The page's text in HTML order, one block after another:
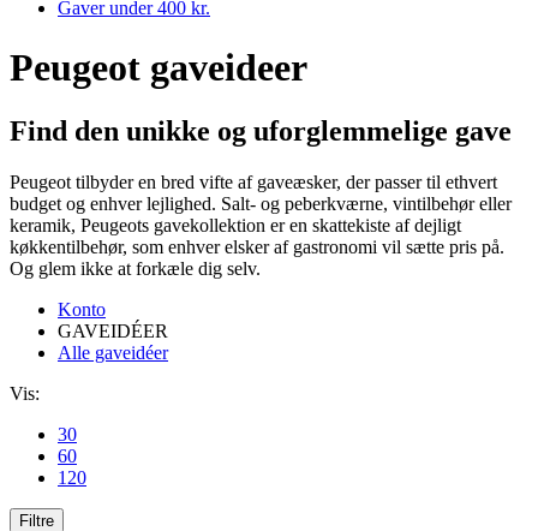
Gaver under 400 kr.
Peugeot gaveideer
Find den unikke og uforglemmelige gave
Peugeot tilbyder en bred vifte af gaveæsker, der passer til ethvert
budget og enhver lejlighed. Salt- og peberkværne, vintilbehør eller
keramik, Peugeots gavekollektion er en skattekiste af dejligt
køkkentilbehør, som enhver elsker af gastronomi vil sætte pris på.
Og glem ikke at forkæle dig selv.
Konto
GAVEIDÉER
Alle gaveidéer
Vis:
30
60
120
Filtre